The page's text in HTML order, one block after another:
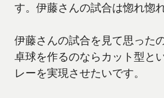
す。伊藤さんの試合は惚れ惚
伊藤さんの試合を見て思った
卓球を作るのならカット型と
レーを実現させたいです。